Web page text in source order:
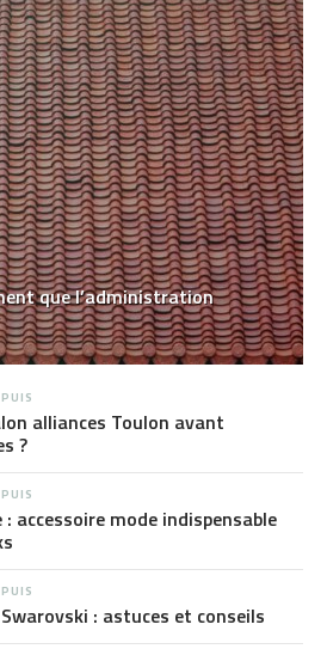
que l’administration
alliances Toulon avant
?
accessoire mode indispensable
: astuces et conseils